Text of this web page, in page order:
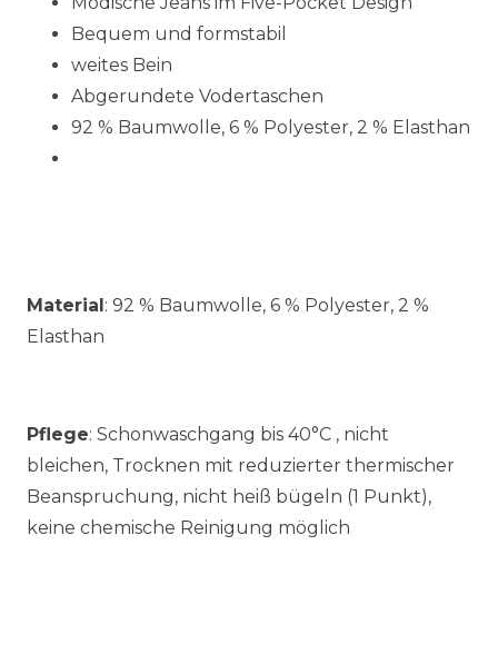
Bequem und formstabil
weites Bein
Abgerundete Vodertaschen
92 % Baumwolle, 6 % Polyester, 2 % Elasthan
Material: 92 % Baumwolle, 6 % Polyester, 2 %
Elasthan
Pflege: Schonwaschgang bis 40°C , nicht
bleichen, Trocknen mit reduzierter thermischer
Beanspruchung, nicht heiß bügeln (1 Punkt),
keine chemische Reinigung möglich